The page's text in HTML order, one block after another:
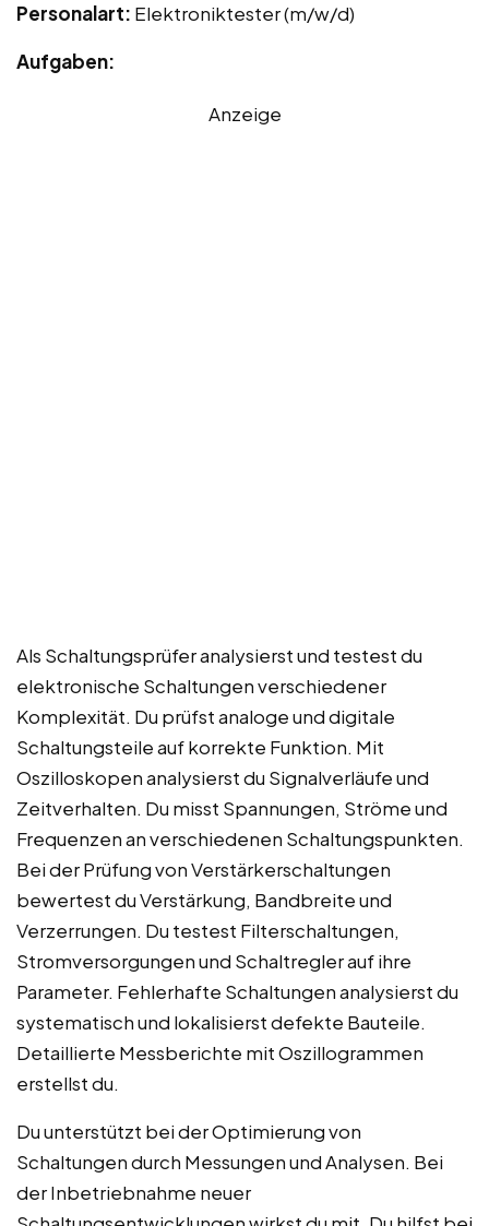
Personalart: Elektroniktester (m/w/d)
Aufgaben:
Anzeige
Als Schaltungsprüfer analysierst und testest du
elektronische Schaltungen verschiedener
Komplexität. Du prüfst analoge und digitale
Schaltungsteile auf korrekte Funktion. Mit
Oszilloskopen analysierst du Signalverläufe und
Zeitverhalten. Du misst Spannungen, Ströme und
Frequenzen an verschiedenen Schaltungspunkten.
Bei der Prüfung von Verstärkerschaltungen
bewertest du Verstärkung, Bandbreite und
Verzerrungen. Du testest Filterschaltungen,
Stromversorgungen und Schaltregler auf ihre
Parameter. Fehlerhafte Schaltungen analysierst du
systematisch und lokalisierst defekte Bauteile.
Detaillierte Messberichte mit Oszillogrammen
erstellst du.
Du unterstützt bei der Optimierung von
Schaltungen durch Messungen und Analysen. Bei
der Inbetriebnahme neuer